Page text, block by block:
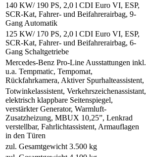
140 KW/ 190 PS, 2,0 l CDI Euro VI, ESP,
SCR-Kat, Fahrer- und Beifahrerairbag, 9-
Gang Automatik
125 KW/ 170 PS, 2,0 l CDI Euro VI, ESP,
SCR-Kat, Fahrer- und Beifahrerairbag, 6-
Gang Schaltgetriebe
Mercedes-Benz Pro-Line Ausstattungen inkl.
u.a. Tempmatic, Tempomat,
Rückfahrkamera, Aktiver Spurhalteassistent,
Totwinkelassistent, Verkehrszeichenassistant,
elektrisch klappbare Seitenspiegel,
verstärkter Generator, Warmluft-
Zusatzheizung, MBUX 10,25”, Lenkrad
verstellbar, Fahrlichtassistent, Armauflagen
in den Türen
zul. Gesamtgewicht 3.500 kg